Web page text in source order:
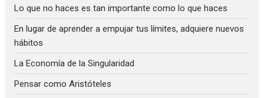
Lo que no haces es tan importante como lo que haces
En lugar de aprender a empujar tus límites, adquiere nuevos
hábitos
La Economía de la Singularidad
Pensar como Aristóteles